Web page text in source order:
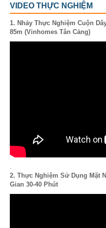
VIDEO THỰC NGHIỆM
1. Nhảy Thực Nghiệm Cuộn
85m (Vinhomes Tân Cảng)
2. Thực Nghiệm Sử Dụng Mặt
Gian 30-40 Phút